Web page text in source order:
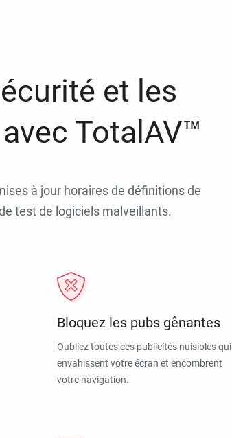
et les
TotalAV™
à jour horaires de définitions de
test de logiciels malveillants.
Bloquez les pubs gênantes
Oubliez toutes ces publicités nuisibles qui
envahissent votre écran et encombrent
votre navigation.